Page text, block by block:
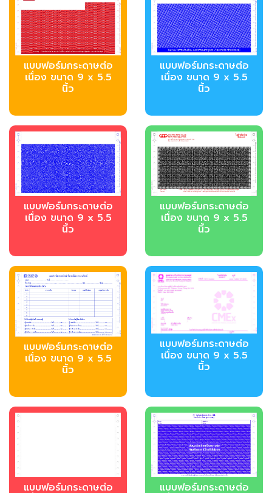
แบบฟอร์มกระดาษต่อ
เนื่อง ขนาด 9 x 5.5
นิ้ว
แบบฟอร์มกระดาษต่อ
เนื่อง ขนาด 9 x 5.5
นิ้ว
แบบฟอร์มกระดาษต่อ
เนื่อง ขนาด 9 x 5.5
นิ้ว
แบบฟอร์มกระดาษต่อ
เนื่อง ขนาด 9 x 5.5
นิ้ว
แบบฟอร์มกระดาษต่อ
เนื่อง ขนาด 9 x 5.5
นิ้ว
แบบฟอร์มกระดาษต่อ
เนื่อง ขนาด 9 x 5.5
นิ้ว
แบบฟอร์มกระดาษต่อ แบบฟอร์มกระดาษต่อ